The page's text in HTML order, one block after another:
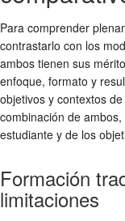
Para comprender
contrastarlo con los
ambos tienen sus
enfoque, formato y
objetivos y contextos
combinación de
estudiante y de los
Formación
limitaciones